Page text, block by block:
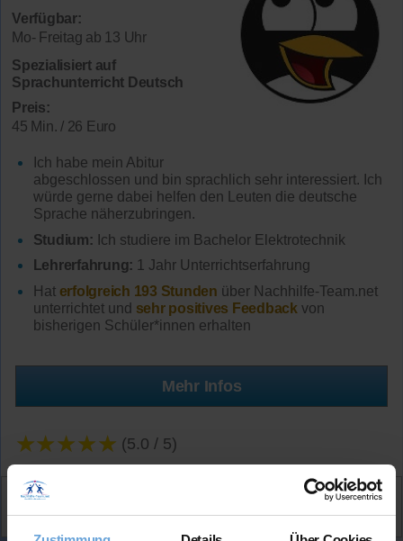
Verfügbar:
Mo- Freitag ab 13 Uhr
Spezialisiert auf
Sprachunterricht Deutsch
Preis:
45 Min. / 26 Euro
Ich habe mein Abitur
abgeschlossen und bin sprachlich sehr interessiert. Ich
würde gerne dabei helfen den Leuten die deutsche
Sprache näherzubringen.
Studium: Ich studiere im Bachelor Elektrotechnik
Lehrerfahrung: 1 Jahr Unterrichtserfahrung
Hat erfolgreich 193 Stunden über Nachhilfe-Team.net
unterrichtet und sehr positives Feedback von
bisherigen Schüler*innen erhalten
Mehr Infos
★★★★★ (5.0 / 5)
Abdullahkontaktieren